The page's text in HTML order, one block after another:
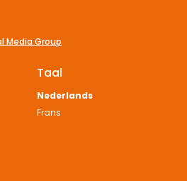
Media Group
Taal
Nederlands
Frans